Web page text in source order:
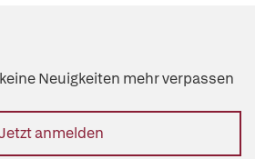
Neuigkeiten mehr verpassen
anmelden